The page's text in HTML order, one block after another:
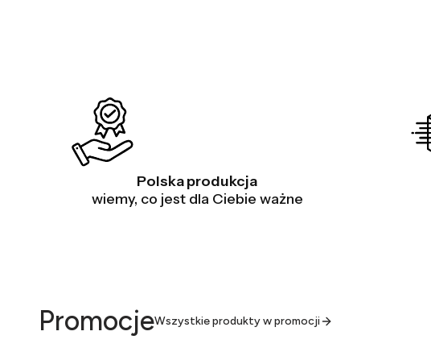
Polska produkcja
wiemy, co jest dla Ciebie ważne
PromocjeWszystkie produkty w promocji